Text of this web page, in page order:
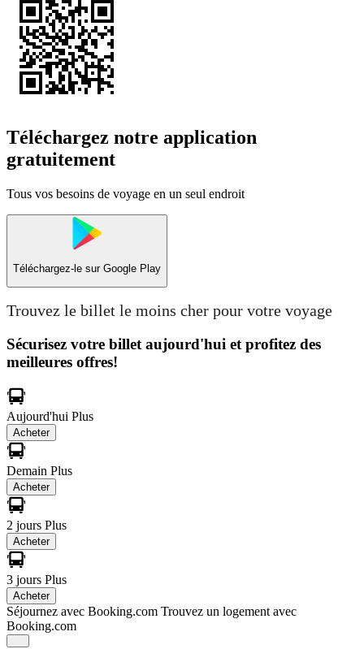
Téléchargez notre application
gratuitement
Tous vos besoins de voyage en un seul endroit
Téléchargez-le sur Google Play
Trouvez le billet le moins cher pour votre voyage
Sécurisez votre billet aujourd'hui et profitez des
meilleures offres!
Aujourd'hui Plus
Acheter
Demain Plus
Acheter
2 jours Plus
Acheter
3 jours Plus
Acheter
Séjournez avec Booking.com Trouvez un logement avec
Booking.com